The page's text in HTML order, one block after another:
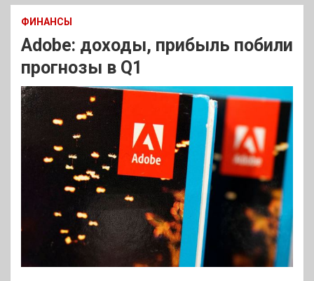
ФИНАНСЫ
Adobe: доходы, прибыль побили
прогнозы в Q1